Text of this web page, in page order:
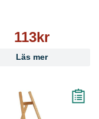
113kr
Läs mer